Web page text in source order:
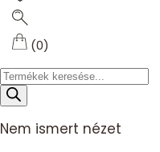
(0)
Products
search
Nem ismert nézet